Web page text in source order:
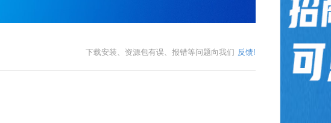
下载安装、资源包有误、报错等问题向我们 反馈!